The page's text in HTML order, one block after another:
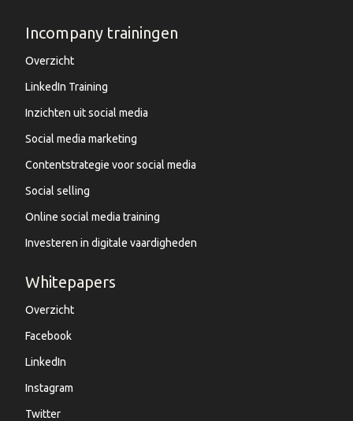
Incompany trainingen
Overzicht
LinkedIn Training
Inzichten uit social media
Social media marketing
Contentstrategie voor social media
Social selling
Online social media training
Investeren in digitale vaardigheden
Whitepapers
Overzicht
Facebook
LinkedIn
Instagram
Twitter